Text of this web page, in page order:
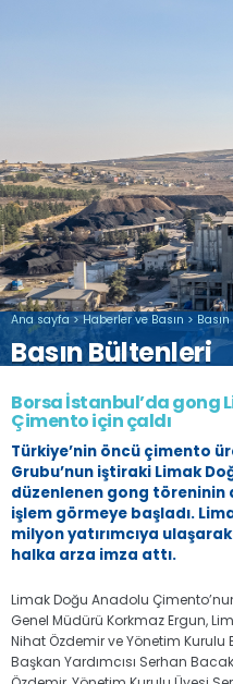
Ana sayfa>Haberler ve Basın >
Basın Bültenleri
Borsa İstanbul’da gong
Çimento için çaldı
Türkiye’nin öncü çimento
Grubu’nun iştiraki Limak
düzenlenen gong töreninin
işlem görmeye başladı.
milyon yatırımcıya
halka arza imza attı.
Limak Doğu Anadolu
Genel Müdürü Korkmaz Ergun,
Nihat Özdemir ve Yönetim Kurulu
Başkan Yardımcısı Serhan